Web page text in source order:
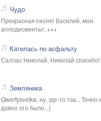
Чудо
Прекрасная песня! Василий, мои
аплодисменты!..+++
Катилась по асфальту
Саллас Николай, Николай спасибо!
Земляника
Qwertysvetka, ну, где-то так...
давно это было...)